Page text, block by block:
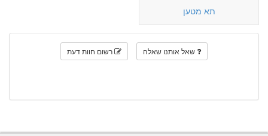
תא מטען
שאל אותנו שאלה רשום חוות דעת